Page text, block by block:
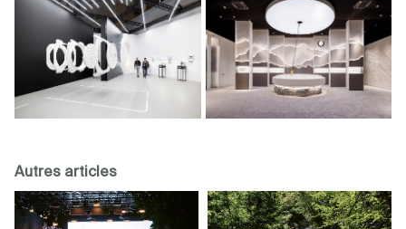
Autres articles